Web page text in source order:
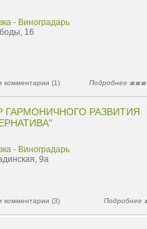
- Виноградарь
16
комментарии (1) Подробнее
ГАРМОНИЧНОГО РАЗВИТИЯ
- Виноградарь
9а
комментарии (3) Подробнее